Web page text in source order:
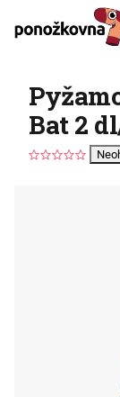
Bat 2